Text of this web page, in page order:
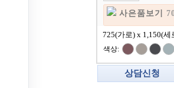
사은품보기
725(가로) x 1,150(세
색상:
상담신청